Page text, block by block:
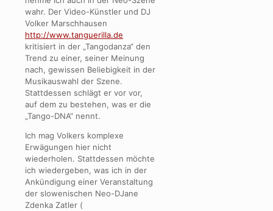
wahr. Der Video-Künstler und DJ
Volker Marschhausen
http://www.tanguerilla.de
kritisiert in der „Tangodanza“ den
Trend zu einer, seiner Meinung
nach, gewissen Beliebigkeit in der
Musikauswahl der Szene.
Stattdessen schlägt er vor vor,
auf dem zu bestehen, was er die
„Tango-DNA“ nennt.
Ich mag Volkers komplexe
Erwägungen hier nicht
wiederholen. Stattdessen möchte
ich wiedergeben, was ich in der
Ankündigung einer Veranstaltung
der slowenischen Neo-DJane
Zdenka Zatler (